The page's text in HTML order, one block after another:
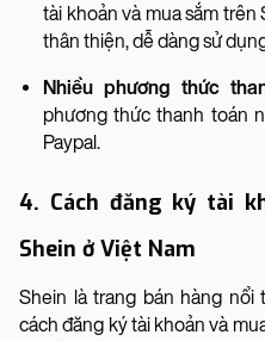
tài khoản và mua sắm trên
thân thiện, dễ dàng sử
Nhiều phương thức
phương thức thanh toán
Paypal.
4. Cách đăng ký tài
Shein ở Việt Nam
Shein là trang bán hàng nổi
cách đăng ký tài khoản và